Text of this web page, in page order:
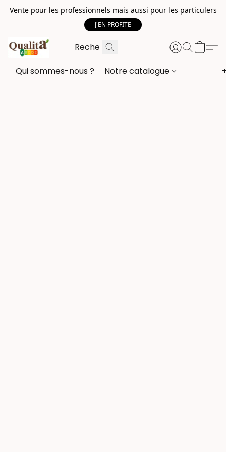
Vente pour les professionnels mais aussi pour les particulers
J'EN PROFITE
Qui sommes-nous ? Notre catalogue